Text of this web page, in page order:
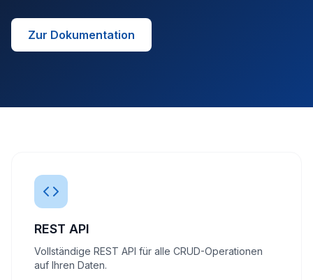
Zur Dokumentation
REST API
Vollständige REST API für alle CRUD-Operationen
auf Ihren Daten.